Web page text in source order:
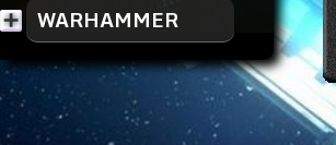
WARHAMMER